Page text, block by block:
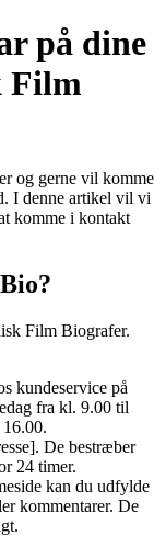
på dine
Film
og gerne vil komme
I denne artikel vil vi
komme i kontakt
Film Biografer.
kundeservice på
​​fra kl. 9.00 til
De bestræber
24 timer.
kan du udfylde
kommentarer. De